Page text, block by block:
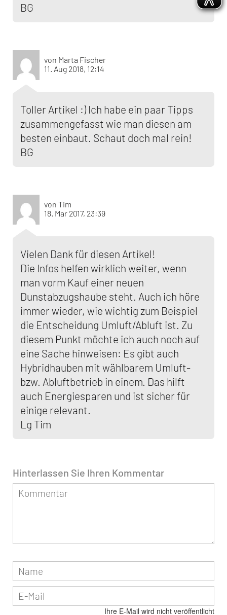
BG
von Marta Fischer
11. Aug 2018, 12:14
Toller Artikel :) Ich habe ein paar Tipps
zusammengefasst wie man diesen am
besten einbaut. Schaut doch mal rein!
BG
von Tim
18. Mar 2017, 23:39
Vielen Dank für diesen Artikel!
Die Infos helfen wirklich weiter, wenn
man vorm Kauf einer neuen
Dunstabzugshaube steht. Auch ich höre
immer wieder, wie wichtig zum Beispiel
die Entscheidung Umluft/Abluft ist. Zu
diesem Punkt möchte ich auch noch auf
eine Sache hinweisen: Es gibt auch
Hybridhauben mit wählbarem Umluft-
bzw. Abluftbetrieb in einem. Das hilft
auch Energiesparen und ist sicher für
einige relevant.
Lg Tim
Hinterlassen Sie Ihren Kommentar
Ihre E-Mail wird nicht veröffentlicht